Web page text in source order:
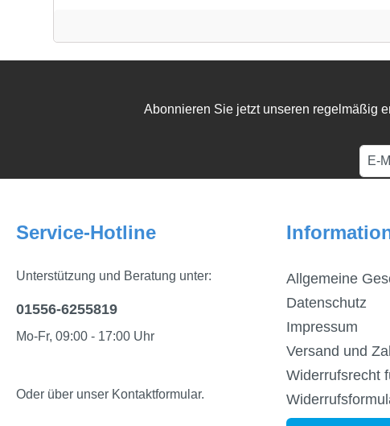
Abonnieren Sie jetzt unseren regelmäßig
Service-Hotline
Unterstützung und Beratung unter:
01556-6255819
Mo-Fr, 09:00 - 17:00 Uhr
Oder über unser Kontaktformular.
Allgemeine
Datenschutz
Impressum
Versand und
Widerrufsrecht